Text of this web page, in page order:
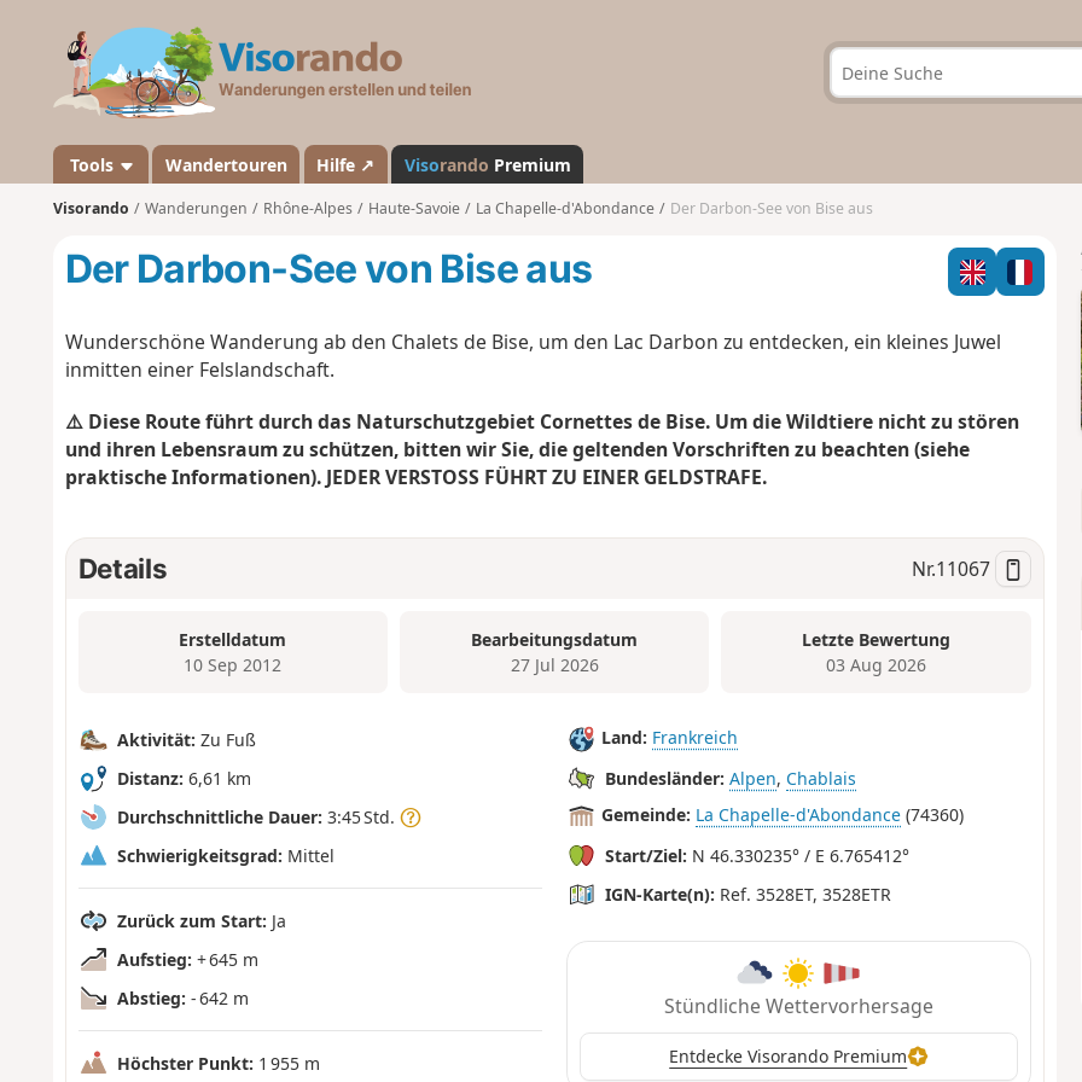
a
n
d
Tools Wandertouren Hilfe ↗ Visorando Premium
Visorando Wanderungen Rhône-Alpes Haute-Savoie La Chapelle-d'Abondance Der Darbon-See von Bise aus
Der Darbon-See von Bise aus
Wunderschöne Wanderung ab den Chalets de Bise, um den Lac Darbon zu entdecken, ein kleines Juwel
inmitten einer Felslandschaft.
⚠️ Diese Route führt durch das Naturschutzgebiet Cornettes de Bise. Um die Wildtiere nicht zu stören
und ihren Lebensraum zu schützen, bitten wir Sie, die geltenden Vorschriften zu beachten (siehe
praktische Informationen). JEDERVERSTOSS FÜHRT ZU EINER GELDSTRAFE.
Details Nr.11067
Erstelldatum
10 Sep 2012
Bearbeitungsdatum
27 Jul 2026
Letzte Bewertung
03 Aug 2026
Aktivität: Zu Fuß
Distanz: 6,61 km
Durchschnittliche Dauer: 3:45 Std.
Schwierigkeitsgrad: Mittel
Zurück zum Start: Ja
Aufstieg: + 645 m
Abstieg: - 642 m
Höchster Punkt: 1 955 m
Land: Frankreich
Bundesländer: Alpen, Chablais
Gemeinde: La Chapelle-d'Abondance (74360)
Start/Ziel: N 46.330235° / E 6.765412°
IGN-Karte(n): Ref. 3528ET, 3528ETR
Stündliche Wettervorhersage
Entdecke Visorando Premium